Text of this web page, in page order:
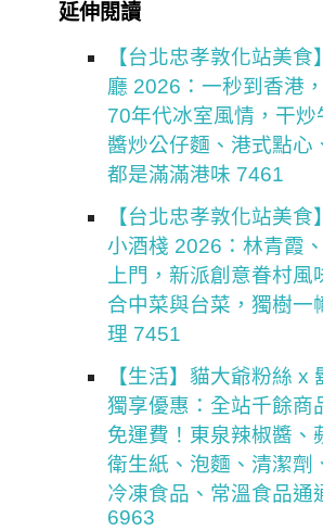
延伸閱讀
【台北忠孝敦化站美食
廳 2026：一秒到香港
70年代冰室風情，干炒
醬炒公仔麵、港式點心
都是滿滿港味 7461
【台北忠孝敦化站美食
小酒棧 2026：林青霞
上門，新派創意眷村風
合中菜與台菜，獨樹一
理 7451
【生活】貓大爺粉絲 x
獨享優惠：全站千餘商
免運費！東泉辣椒醬、
衛生紙、泡麵、清潔劑
冷凍食品、常溫食品通
6963